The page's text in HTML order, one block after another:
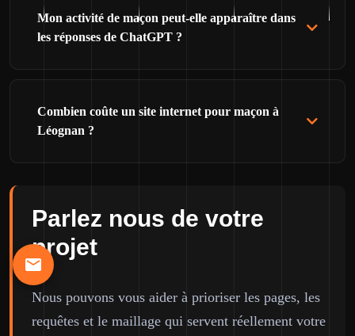
Mon activité de maçon peut-elle apparaître dans
les réponses de ChatGPT ?
Combien coûte un site internet pour maçon à
Léognan ?
Parlez nous de votre
projet
Nous pouvons vous aider à prioriser les pages, les
requêtes et le maillage qui servent réellement votre